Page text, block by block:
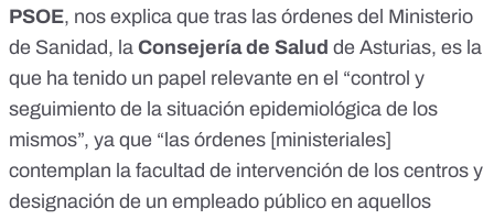
PSOE, nos explica que tras las órdenes del Ministerio
de Sanidad, la Consejería de Salud de Asturias, es la
que ha tenido un papel relevante en el “control y
seguimiento de la situación epidemiológica de los
mismos”, ya que “las órdenes [ministeriales]
contemplan la facultad de intervención de los centros y
designación de un empleado público en aquellos